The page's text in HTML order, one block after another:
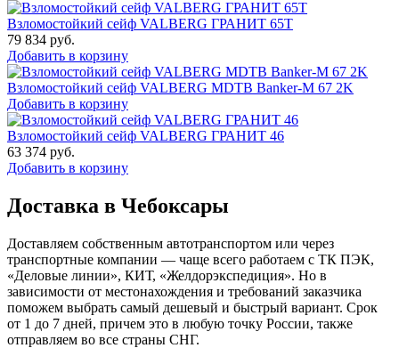
Взломостойкий сейф VALBERG ГРАНИТ 65Т
79 834 руб.
Добавить в корзину
Взломостойкий сейф VALBERG MDTB Banker-M 67 2K
Добавить в корзину
Взломостойкий сейф VALBERG ГРАНИТ 46
63 374 руб.
Добавить в корзину
Доставка в Чебоксары
Доставляем собственным автотранспортом или через
транспортные компании — чаще всего работаем с ТК ПЭК,
«Деловые линии», КИТ, «Желдорэкспедиция». Но в
зависимости от местонахождения и требований заказчика
поможем выбрать самый дешевый и быстрый вариант. Срок
от 1 до 7 дней, причем это в любую точку России, также
отправляем во все страны СНГ.